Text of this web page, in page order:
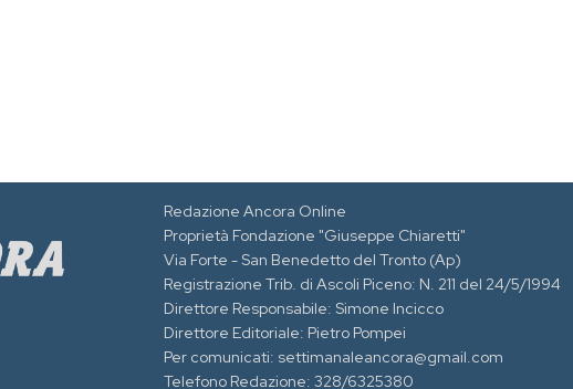
Redazione Ancora Online
Proprietà Fondazione "Giuseppe Chiaretti"
Via Forte - San Benedetto del Tronto (Ap)
Registrazione Trib. di Ascoli Piceno: N. 211 del 24/5/1994
Direttore Responsabile: Simone Incicco
Direttore Editoriale: Pietro Pompei
Per comunicati: settimanaleancora@gmail.com
Telefono Redazione: 328/6325380